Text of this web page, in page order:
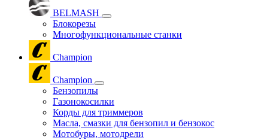
BELMASH
Блокорезы
Многофункциональные станки
Champion
Champion
Бензопилы
Газонокосилки
Корды для триммеров
Масла, смазки для бензопил и бензокос
Мотобуры, мотодрели